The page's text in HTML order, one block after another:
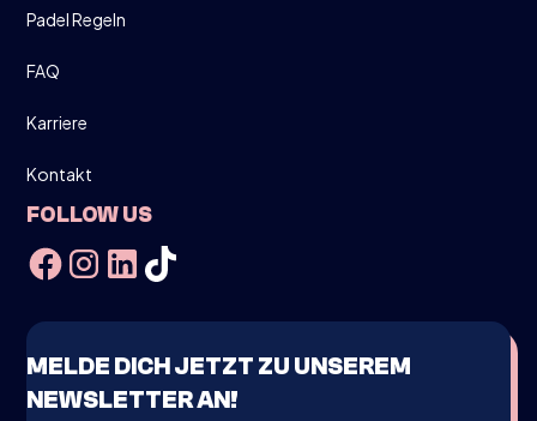
Padel Regeln
FAQ
Karriere
Kontakt
FOLLOW US
MELDE DICH JETZT ZU UNSEREM
NEWSLETTER AN!